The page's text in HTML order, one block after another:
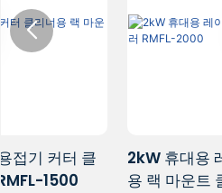
2kW 휴대용 레이저 용접기 세척
용 랙 마운트 쿨러 RMFL-2000